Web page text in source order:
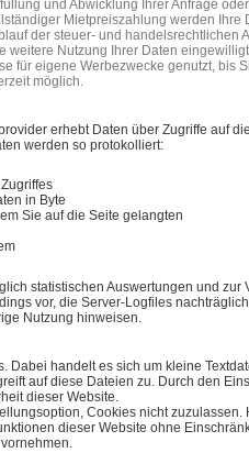
und Abwicklung Ihrer Anfrage
Mietpreiszahlung werden Ihre
der steuer- und handelsrechtlichen
weitere Nutzung Ihrer Daten
für eigene Werbezwecke genutzt, bis
möglich.
erhebt Daten über Zugriffe auf
werden so protokolliert:
in Byte
Sie auf die Seite gelangten
statistischen Auswertungen und zur
vor, die Server-Logfiles
Nutzung hinweisen.
Dabei handelt es sich um kleine
auf diese Dateien zu. Durch den
dieser Website.
Cookies nicht zuzulassen.
dieser Website ohne